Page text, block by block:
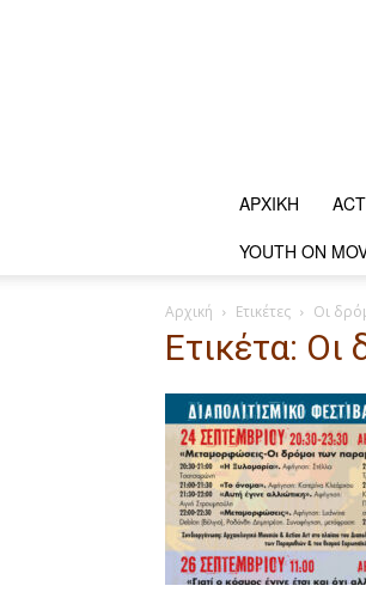
ΑΡΧΙΚΗ
YOUTH ON
Αρχική Ετικέτες Οι
Ετικέτα: